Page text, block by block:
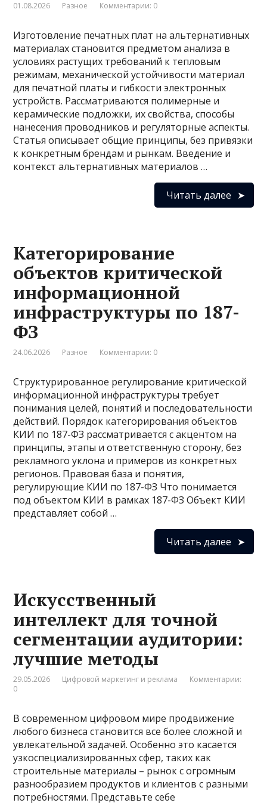
01.08.2026 Разное Комментарии: 0
Изготовление печатных плат на альтернативных
материалах становится предметом анализа в
условиях растущих требований к тепловым
режимам, механической устойчивости материал
для печатной платы и гибкости электронных
устройств. Рассматриваются полимерные и
керамические подложки, их свойства, способы
нанесения проводников и регуляторные аспекты.
Статья описывает общие принципы, без привязки
к конкретным брендам и рынкам. Введение и
контекст альтернативных материалов …
Читать далее
Категорирование
объектов критической
информационной
инфраструктуры по 187-
ФЗ
24.06.2026 Разное Комментарии: 0
Структурированное регулирование критической
информационной инфраструктуры требует
понимания целей, понятий и последовательности
действий. Порядок категорирования объектов
КИИ по 187-ФЗ рассматривается с акцентом на
принципы, этапы и ответственную сторону, без
рекламного уклона и примеров из конкретных
регионов. Правовая база и понятия,
регулирующие КИИ по 187-ФЗ Что понимается
под объектом КИИ в рамках 187-ФЗ Объект КИИ
представляет собой …
Читать далее
Искусственный
интеллект для точной
сегментации аудитории:
лучшие методы
29.05.2026 Цифровой маркетинг и реклама
Комментарии:
0
В современном цифровом мире продвижение
любого бизнеса становится все более сложной и
увлекательной задачей. Особенно это касается
узкоспециализированных сфер, таких как
строительные материалы – рынок с огромным
разнообразием продуктов и клиентов с разными
потребностями. Представьте себе